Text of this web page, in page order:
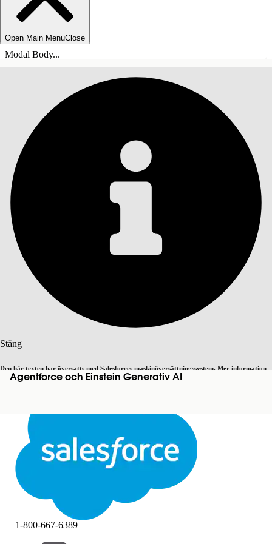
Open Main MenuClose
Modal Body...
Stäng
Den här texten har översatts med Salesforces maskinöversättningssystem. Mer information
. Byt till engelska Inte nu
StängStäng
Agentforce och Einstein Generativ AI
Innehållsförteckningar
INNEHÅLLSFÖRTECKNINGAR
1-800-667-6389